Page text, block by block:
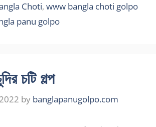
Choti, www bangla choti golpo
panu golpo
চটি গল্প
by banglapanugolpo.com